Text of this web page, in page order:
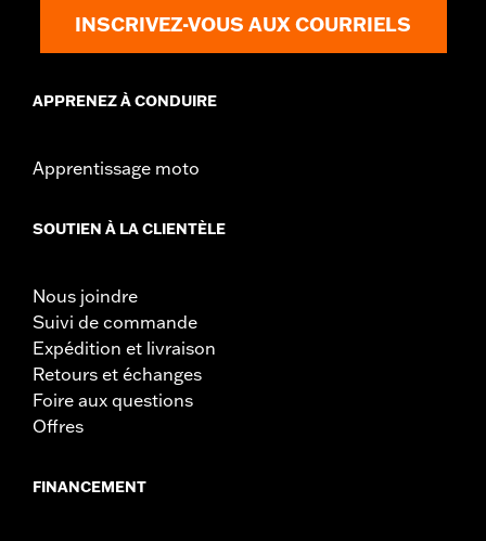
INSCRIVEZ-VOUS AUX COURRIELS
APPRENEZ À CONDUIRE
Apprentissage moto
SOUTIEN À LA CLIENTÈLE
Nous joindre
Suivi de commande
Expédition et livraison
Retours et échanges
Foire aux questions
Offres
FINANCEMENT